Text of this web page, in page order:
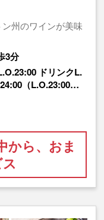
州のワインが美味
3分
ドリンクL.
（L.O.23:00…
から、おま